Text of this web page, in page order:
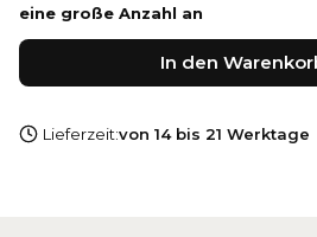
eine große Anzahl an
In den
Lieferzeit:von 14 bis 21 Werktage